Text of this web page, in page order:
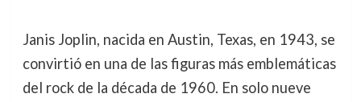
Janis Joplin, nacida en Austin, Texas, en 1943, se
convirtió en una de las figuras más emblemáticas
del rock de la década de 1960. En solo nueve